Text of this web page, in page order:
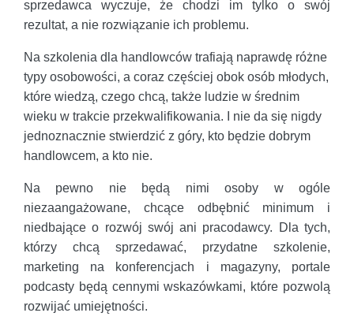
sprzedawca wyczuje, że chodzi im tylko o swój
rezultat, a nie rozwiązanie ich problemu.
Na szkolenia dla handlowców trafiają naprawdę różne
typy osobowości, a coraz częściej obok osób młodych,
które wiedzą, czego chcą, także ludzie w średnim
wieku w trakcie przekwalifikowania. I nie da się nigdy
jednoznacznie stwierdzić z góry, kto będzie dobrym
handlowcem, a kto nie.
Na pewno nie będą nimi osoby w ogóle
niezaangażowane, chcące odbębnić minimum i
niedbające o rozwój swój ani pracodawcy. Dla tych,
którzy chcą sprzedawać, przydatne szkolenie,
marketing na konferencjach i magazyny, portale
podcasty będą cennymi wskazówkami, które pozwolą
rozwijać umiejętności.